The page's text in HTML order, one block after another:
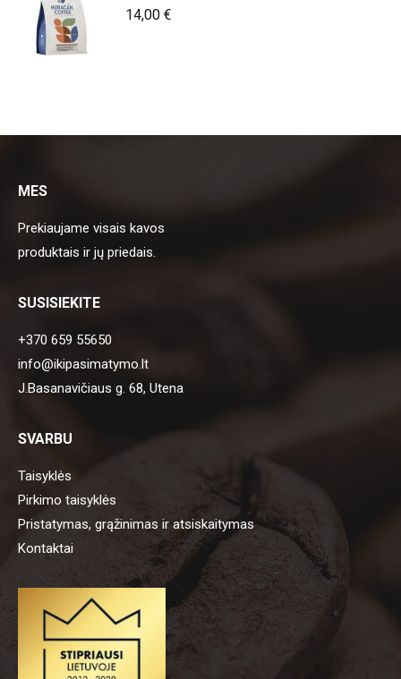
14,00 €
MES
Prekiaujame visais kavos
produktais ir jų priedais.
SUSISIEKITE
+370 659 55650
info@ikipasimatymo.lt
J.Basanavičiaus g. 68, Utena
SVARBU
Taisyklės
Pirkimo taisyklės
Pristatymas, grąžinimas ir atsiskaitymas
Kontaktai